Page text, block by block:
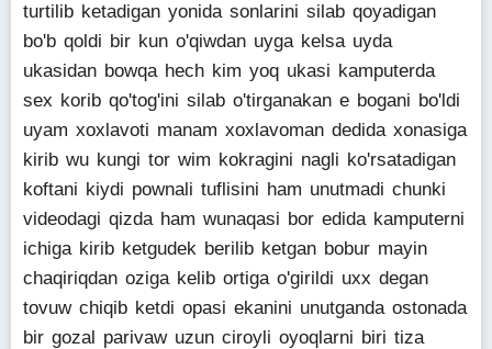
turtilib ketadigan yonida sonlarini silab qoyadigan
bo'b qoldi bir kun o'qiwdan uyga kelsa uyda
ukasidan bowqa hech kim yoq ukasi kamputerda
sex korib qo'tog'ini silab o'tirganakan e bogani bo'ldi
uyam xoxlavoti manam xoxlavoman dedida xonasiga
kirib wu kungi tor wim kokragini nagli ko'rsatadigan
koftani kiydi pownali tuflisini ham unutmadi chunki
videodagi qizda ham wunaqasi bor edida kamputerni
ichiga kirib ketgudek berilib ketgan bobur mayin
chaqiriqdan oziga kelib ortiga o'girildi uxx degan
tovuw chiqib ketdi opasi ekanini unutganda ostonada
bir gozal parivaw uzun ciroyli oyoqlarni biri tiza